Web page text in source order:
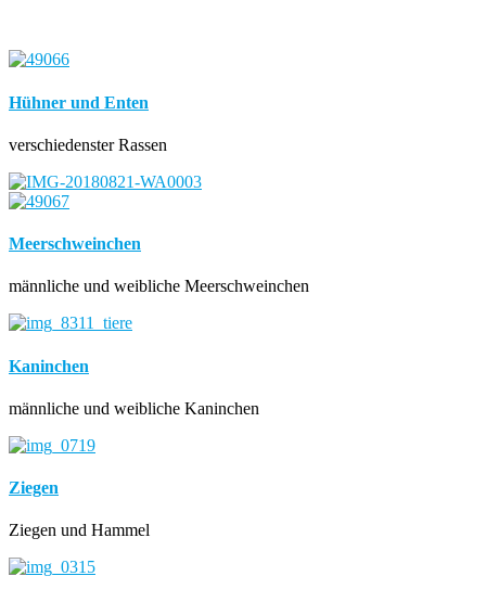
Hühner und Enten
verschiedenster Rassen
Meerschweinchen
männliche und weibliche Meerschweinchen
Kaninchen
männliche und weibliche Kaninchen
Ziegen
Ziegen und Hammel